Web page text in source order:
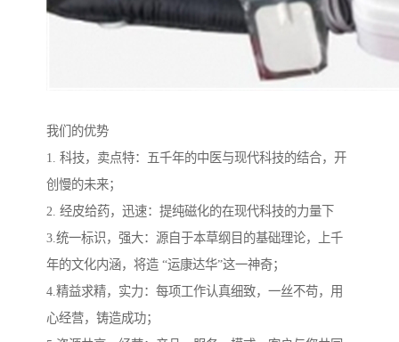
我们的优势
1. 科技，卖点特：五千年的中医与现代科技的结合，开
创慢的未来；
2. 经皮给药，迅速：提纯磁化的在现代科技的力量下
3.统一标识，强大：源自于本草纲目的基础理论，上千
年的文化内涵，将造 “运康达华”这一神奇；
4.精益求精，实力：每项工作认真细致，一丝不苟，用
心经营，铸造成功；